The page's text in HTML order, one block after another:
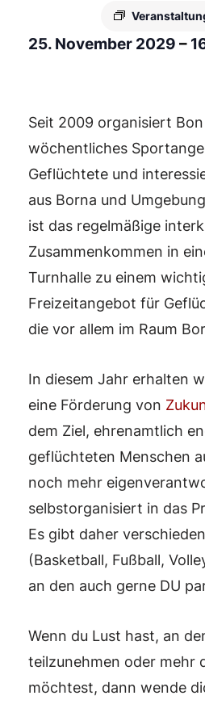
25. November 2029 –
Seit 2009 organisiert Bon
wöchentliches
Geflüchtete und
aus Borna und
ist das regelmäßige
Zusammenkommen in
Turnhalle zu einem
Freizeitangebot für
die vor allem im Raum
In diesem Jahr erhalten
eine Förderung von
dem Ziel, ehrenamtlich
geflüchteten Menschen
noch mehr
selbstorganisiert in das
Es gibt daher
(Basketball, Fußball,
an den auch gerne DU
Wenn du Lust hast, an
teilzunehmen oder mehr
möchtest, dann wende